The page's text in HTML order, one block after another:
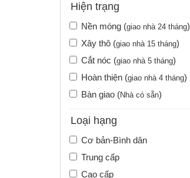
Hiện trạng
Nền móng (giao nhà 24 tháng)
Xây thô (giao nhà 15 tháng)
Cắt nóc (giao nhà 5 tháng)
Hoàn thiện (giao nhà 4 tháng)
Bàn giao (Nhà có sẵn)
Loại hạng
Cơ bản-Bình dân
Trung cấp
Cao cấp